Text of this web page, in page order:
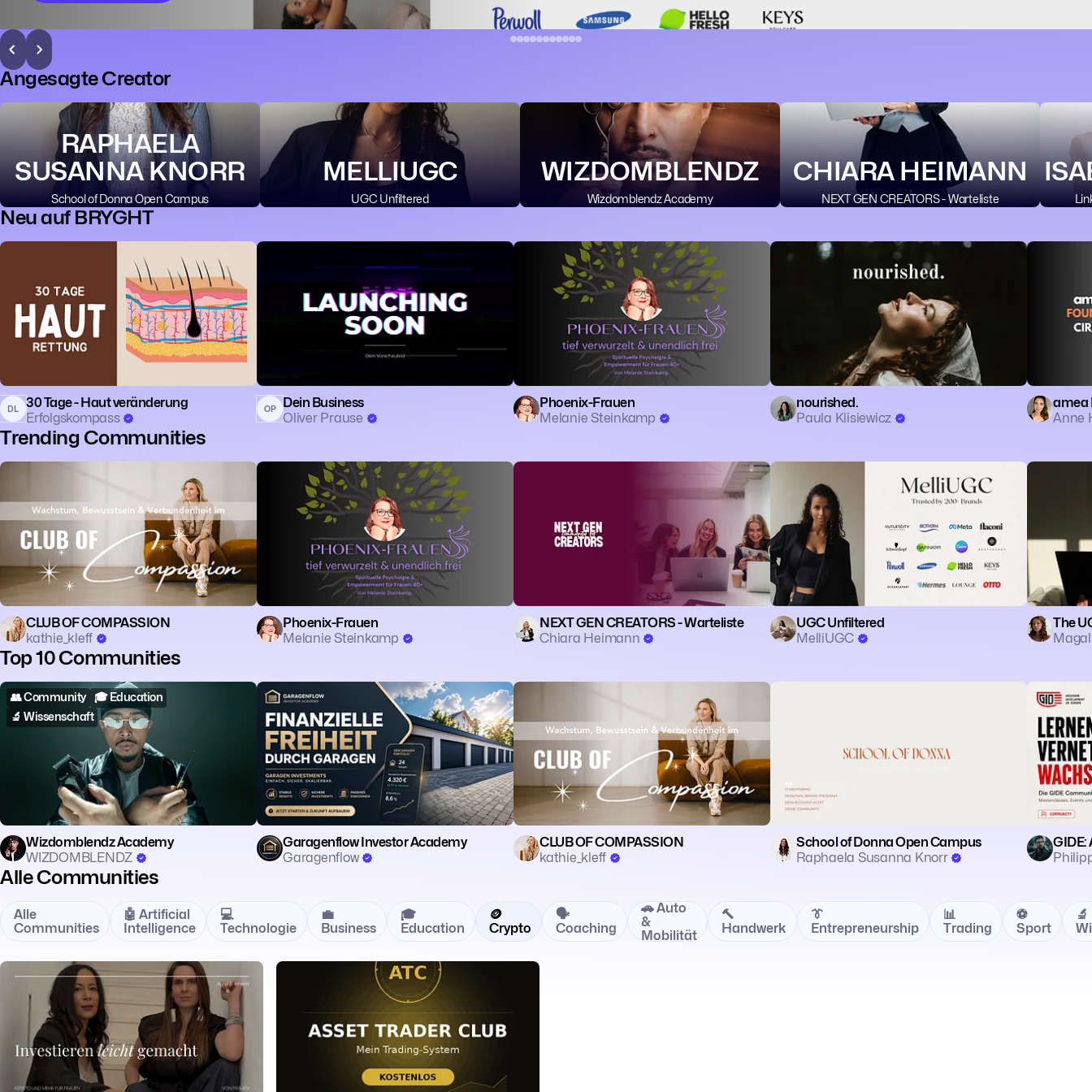
Angesagte Creator
RAPHAELA
SUSANNA KNORR
School of Donna Open Campus
MELLIUGC
UGC Unfiltered
WIZDOMBLENDZ
Wizdomblendz Academy
CHIARA HEIMANN
NEXT GEN CREATORS - Warteliste
Neu auf BRYGHT
DL
30 Tage - Haut veränderung
Erfolgskompass
OP
Dein Business
Oliver Prause
Phoenix-Frauen
Melanie Steinkamp
nourished.
Paula Klisiewicz
amea
Anne
Trending Communities
📈 Self-Improvement
CLUB OF COMPASSION
kathie_kleff
Phoenix-Frauen
Melanie Steinkamp
NEXT GEN CREATORS - Warteliste
Chiara Heimann
UGC Unfiltered
MelliUGC
The
Top 10 Communities
👥 Community
🎓 Education
🔬 Wissenschaft
Wizdomblendz Academy
WIZDOMBLENDZ
🏠 Real Estate 💰 Finanzen
Garagenflow Investor Academy
Garagenflow
📈 Self-Improvement
CLUB OF COMPASSION
kathie_kleff
School of Donna Open Campus
Raphaela Susanna Knorr
🗣️
GIDE:
Alle Communities
Alle
Communities
🤖 Artificial
Intelligence
💻
Technologie
💼
Business
🎓
Education
🪙
Crypto
🗣️
Coaching
🚗 Auto
&
Mobilität
🔨
Handwerk
👔
Entrepreneurship
📊
Trading
⚽️
Sport
🔬
🪙 Crypto